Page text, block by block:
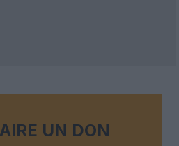
UN DON